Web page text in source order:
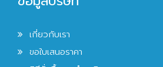
เกี่ยวกับเรา
ขอใบเสนอราคา